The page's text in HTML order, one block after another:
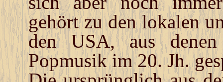
gehört zu den lokalen
den USA, aus
Popmusik im 20. Jh.